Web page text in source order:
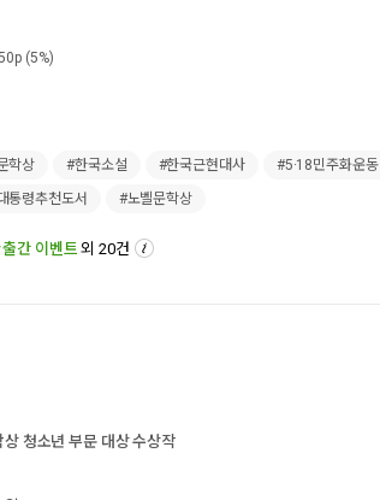
(5%)
학상 #한국소설 #한국근현대사
#5·18민주화운동
통령추천도서 #노벨문학상
간 이벤트 외 20건
청소년 부문 대상 수상작